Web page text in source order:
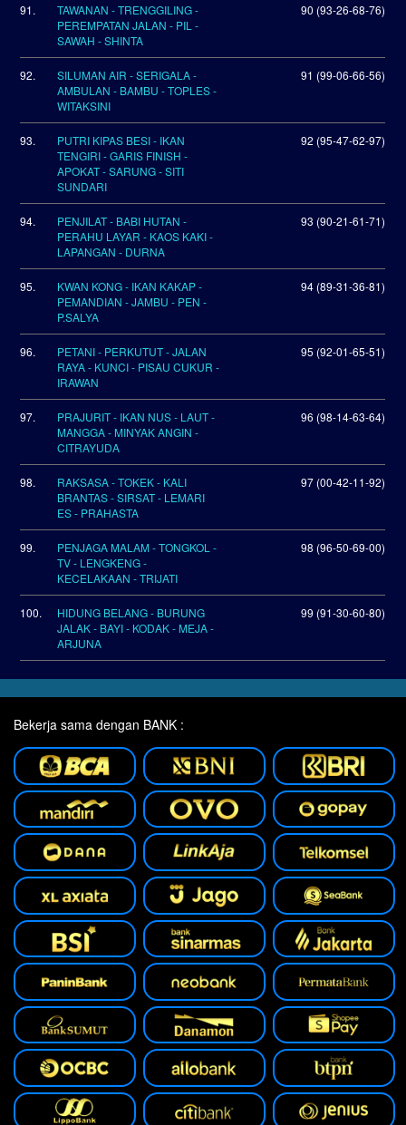
91.
TAWANAN - TRENGGILING -
PEREMPATAN JALAN - PIL -
SAWAH - SHINTA
90 (93-26-68-76)
92.
SILUMAN AIR - SERIGALA -
AMBULAN - BAMBU - TOPLES -
WITAKSINI
91 (99-06-66-56)
93.
PUTRI KIPAS BESI - IKAN
TENGIRI - GARIS FINISH -
APOKAT - SARUNG - SITI
SUNDARI
92 (95-47-62-97)
94.
PENJILAT - BABI HUTAN -
PERAHU LAYAR - KAOS KAKI -
LAPANGAN - DURNA
93 (90-21-61-71)
95.
KWAN KONG - IKAN KAKAP -
PEMANDIAN - JAMBU - PEN -
P.SALYA
94 (89-31-36-81)
96.
PETANI - PERKUTUT - JALAN
RAYA - KUNCI - PISAU CUKUR -
IRAWAN
95 (92-01-65-51)
97.
PRAJURIT - IKAN NUS - LAUT -
MANGGA - MINYAK ANGIN -
CITRAYUDA
96 (98-14-63-64)
98.
RAKSASA - TOKEK - KALI
BRANTAS - SIRSAT - LEMARI
ES - PRAHASTA
97 (00-42-11-92)
99.
PENJAGA MALAM - TONGKOL -
TV - LENGKENG -
KECELAKAAN - TRIJATI
98 (96-50-69-00)
100.
HIDUNG BELANG - BURUNG
JALAK - BAYI - KODAK - MEJA -
ARJUNA
99 (91-30-60-80)
Bekerja sama dengan BANK :